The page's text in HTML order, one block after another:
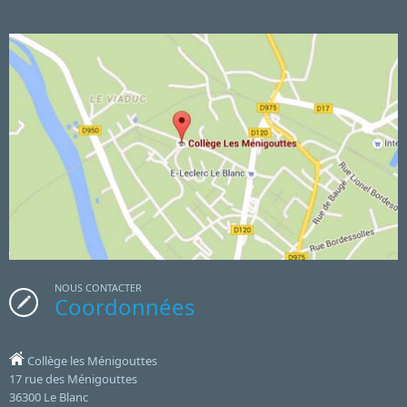
NOUS CONTACTER
Coordonnées
Collège les Ménigouttes
17 rue des Ménigouttes
36300 Le Blanc